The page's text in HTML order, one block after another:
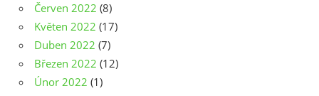
Červen 2022 (8)
Květen 2022 (17)
Duben 2022 (7)
Březen 2022 (12)
Únor 2022 (1)